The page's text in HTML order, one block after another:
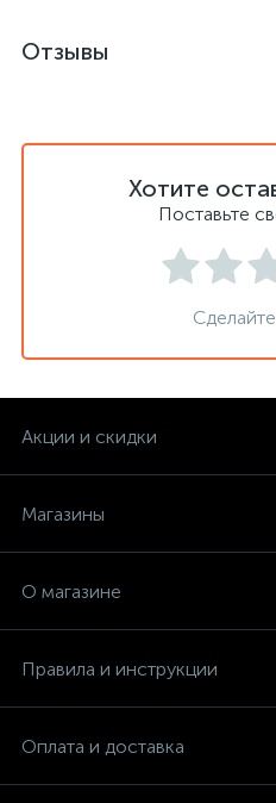
Отзывы
Хотите
Поставьте
Акции и скидки
Магазины
О магазине
Правила и инструкции
Оплата и доставка